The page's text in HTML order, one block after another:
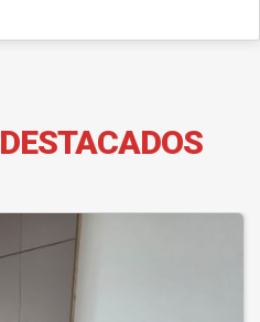
DESTACADOS